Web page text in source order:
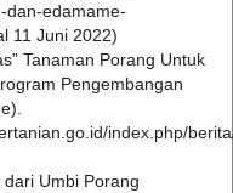
dan-edamame-
11 Juni 2022)
Tanaman Porang Untuk
Pengembangan
index.php/
Umbi Porang